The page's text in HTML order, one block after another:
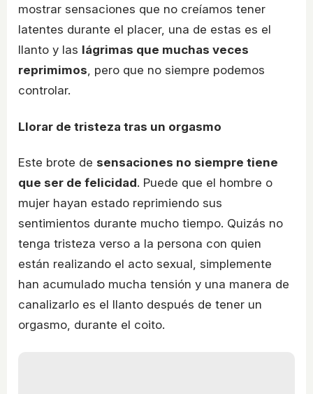
mostrar sensaciones que no creíamos tener
latentes durante el placer, una de estas es el
llanto y las lágrimas que muchas veces
reprimimos, pero que no siempre podemos
controlar.
Llorar de tristeza tras un orgasmo
Este brote de sensaciones no siempre tiene
que ser de felicidad. Puede que el hombre o
mujer hayan estado reprimiendo sus
sentimientos durante mucho tiempo. Quizás no
tenga tristeza verso a la persona con quien
están realizando el acto sexual, simplemente
han acumulado mucha tensión y una manera de
canalizarlo es el llanto después de tener un
orgasmo, durante el coito.